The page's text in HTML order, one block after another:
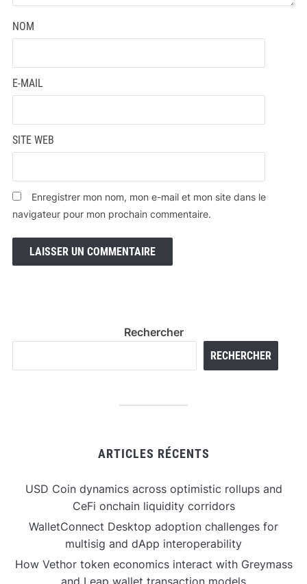
NOM
E-MAIL
SITE WEB
Enregistrer mon nom, mon e-mail et mon site dans le
navigateur pour mon prochain commentaire.
Rechercher
RECHERCHER
ARTICLES RÉCENTS
USD Coin dynamics across optimistic rollups and
CeFi onchain liquidity corridors
WalletConnect Desktop adoption challenges for
multisig and dApp interoperability
How Vethor token economics interact with Greymass
and Leap wallet transaction models